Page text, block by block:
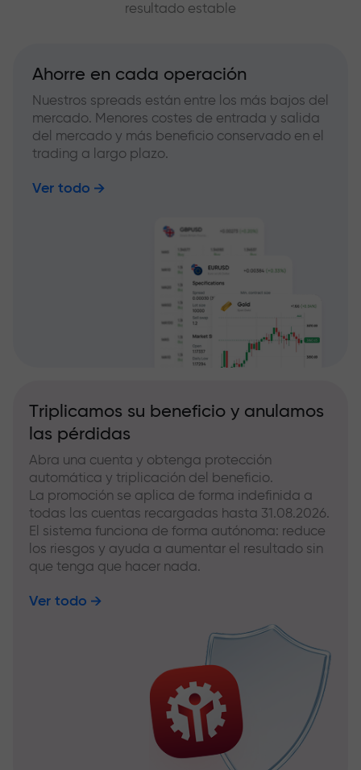
resultado estable
Ahorre en cada operación
Nuestros spreads están entre los más bajos del
mercado. Menores costes de entrada y salida
del mercado y más beneficio conservado en el
trading a largo plazo.
Ver todo
Triplicamos su beneficio y anulamos
las pérdidas
Abra una cuenta y obtenga protección
automática y triplicación del beneficio.
La promoción se aplica de forma indefinida a
todas las cuentas recargadas hasta 31.08.2026.
El sistema funciona de forma autónoma: reduce
los riesgos y ayuda a aumentar el resultado sin
que tenga que hacer nada.
Ver todo